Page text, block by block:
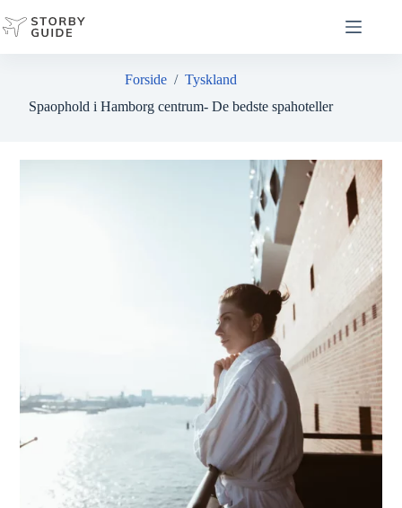
til
indhold
Forside /Tyskland
Spaophold i Hamborg centrum- De bedste spahoteller